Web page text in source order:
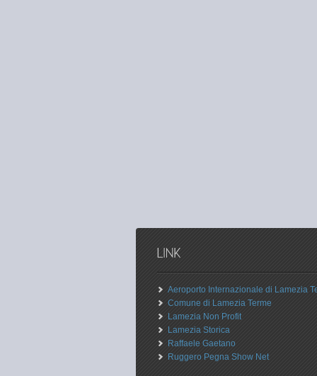
Aeroporto Internazionale di Lamezia
Comune di Lamezia Terme
Lamezia Non Profit
Lamezia Storica
Raffaele Gaetano
Ruggero Pegna Show Net